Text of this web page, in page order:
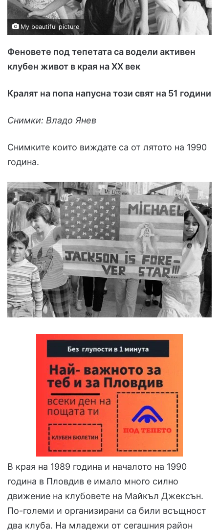
My beautiful picture
Феновете под тепетата са водели активен
клубен живот в края наXX век
Кралят на попа напусна този свят на 51 години
Снимки: Владо Янев
Снимките които виждате са от лятото на 1990
година.
В края на 1989 година и началото на 1990
година в Пловдив е имало много силно
движение на клубовете на Майкъл Джексън.
По-големи и организирани са били всъщност
два клуба. На младежи от сегашния район